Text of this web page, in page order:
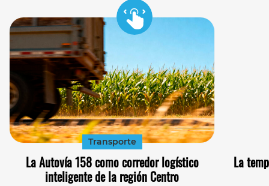
Transporte
La Autovía 158 como corredor logístico
inteligente de la región Centro
La